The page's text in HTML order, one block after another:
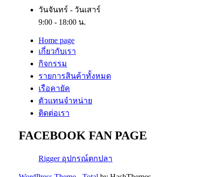
วันจันทร์ - วันเสาร์
9:00 - 18:00 น.
Home page
เกี่ยวกับเรา
กิจกรรม
รายการสินค้าทั้งหมด
เรือคายัค
ตัวแทนจำหน่าย
ติดต่อเรา
FACEBOOK FAN PAGE
Rigger อุปกรณ์ตกปลา